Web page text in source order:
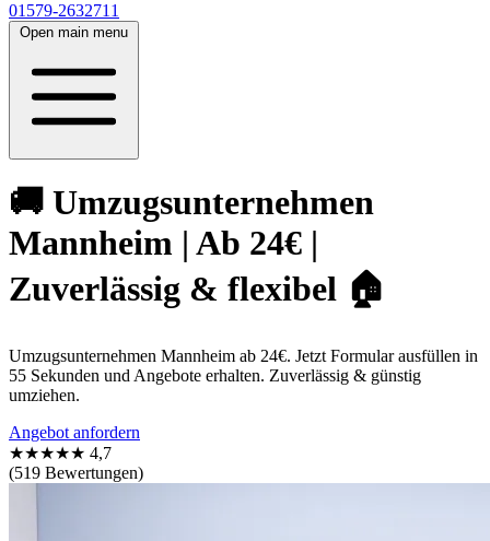
01579-2632711
Open main menu
🚚 Umzugsunternehmen
Mannheim | Ab 24€ |
Zuverlässig & flexibel 🏠
Umzugsunternehmen Mannheim ab 24€. Jetzt Formular ausfüllen in
55 Sekunden und Angebote erhalten. Zuverlässig & günstig
umziehen.
Angebot anfordern
★★★★★ 4,7
(519 Bewertungen)